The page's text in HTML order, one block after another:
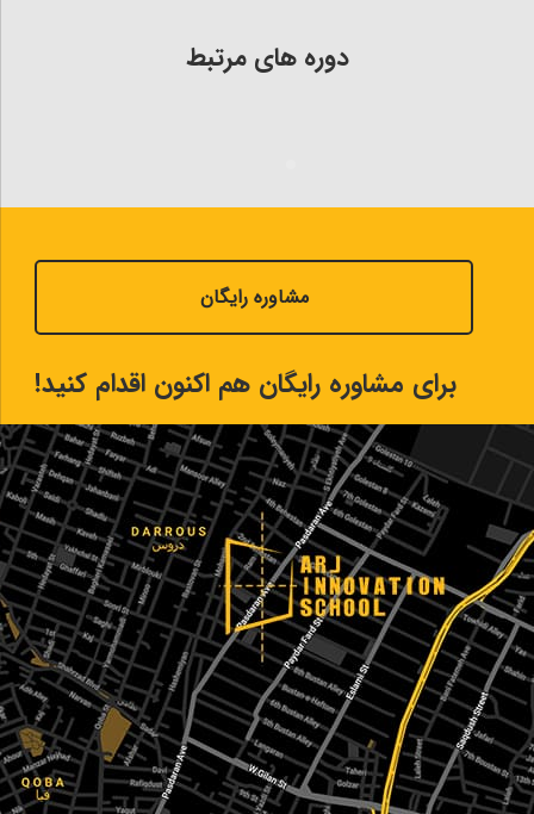
دوره های مرتبط
مشاوره رایگان
برای مشاوره رایگان هم اکنون اقدام کنید!